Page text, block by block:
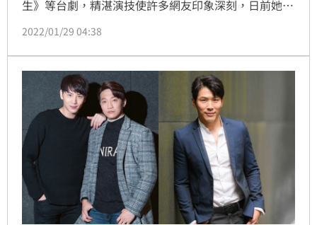
生》等台劇，精湛演技使許多網友印象深刻，日前她推
「大創紅娛樂」，副業經營得有聲有色。經常在社群平
現性感好身材，其中衣服胸前的特殊設計暗藏玄機，香
豔畫面讓人看了大噴鼻血。
2022/01/29 04:38